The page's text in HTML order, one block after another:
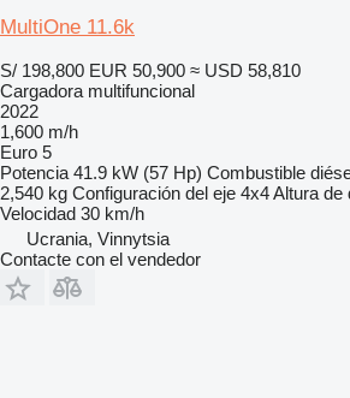
MultiOne 11.6k
S/ 198,800 EUR 50,900 ≈ USD 58,810
Cargadora multifuncional
2022
1,600 m/h
Euro 5
Potencia 41.9 kW (57 Hp) Combustible
2,540 kg Configuración del eje 4x4Altura de
Velocidad 30 km/h
Ucrania, Vinnytsia
Contacte con el vendedor